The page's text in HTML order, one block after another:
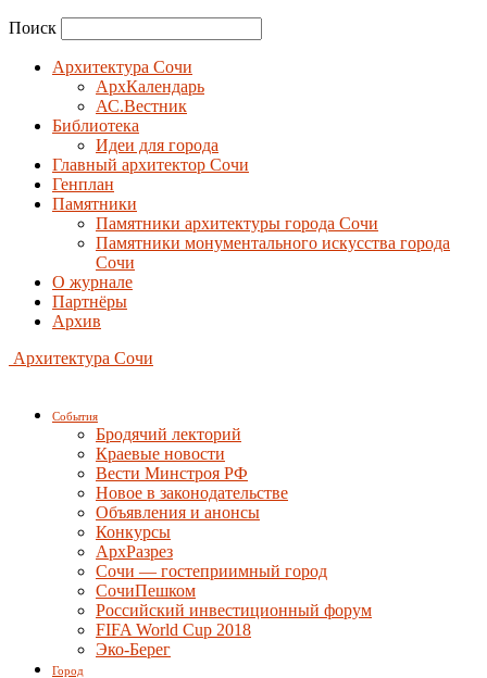
Поиск
Архитектура Сочи
АрхКалендарь
АС.Вестник
Библиотека
Идеи для города
Главный архитектор Сочи
Генплан
Памятники
Памятники архитектуры города Сочи
Памятники монументального искусства города
Сочи
О журнале
Партнёры
Архив
Архитектура Сочи
События
Бродячий лекторий
Краевые новости
Вести Минстроя РФ
Новое в законодательстве
Объявления и анонсы
Конкурсы
АрхРазрез
Сочи — гостеприимный город
СочиПешком
Российский инвестиционный форум
FIFA World Cup 2018
Эко-Берег
Город